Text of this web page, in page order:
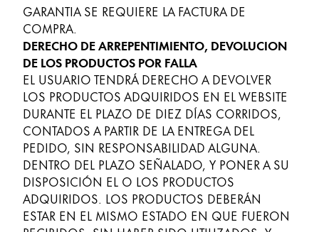
GARANTIA SE REQUIERE LA FACTURA DE
COMPRA.
DERECHO DE ARREPENTIMIENTO, DEVOLUCION
DE LOS PRODUCTOS POR FALLA
EL USUARIO TENDRÁ DERECHO A DEVOLVER
LOS PRODUCTOS ADQUIRIDOS EN EL WEBSITE
DURANTE EL PLAZO DE DIEZ DÍAS CORRIDOS,
CONTADOS A PARTIR DE LA ENTREGA DEL
PEDIDO, SIN RESPONSABILIDAD ALGUNA.
DENTRO DEL PLAZO SEÑALADO, Y PONER A SU
DISPOSICIÓN EL O LOS PRODUCTOS
ADQUIRIDOS. LOS PRODUCTOS DEBERÁN
ESTAR EN EL MISMO ESTADO EN QUE FUERON